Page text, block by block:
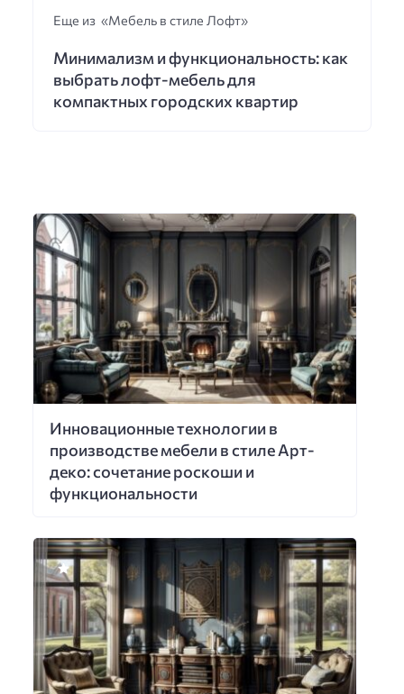
Еще из «Мебель в стиле Лофт»
Минимализм и функциональность: как
выбрать лофт-мебель для
компактных городских квартир
Инновационные технологии в
производстве мебели в стиле Арт-
деко: сочетание роскоши и
функциональности